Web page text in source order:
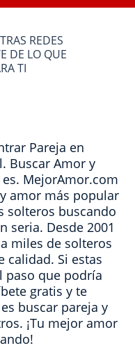
REDES
DE LO QUE
TI
Pareja en
Buscar Amor y
MejorAmor.com
amor más popular
solteros buscando
seria. Desde 2001
miles de solteros
calidad. Si estas
paso que podría
gratis y te
buscar pareja y
¡Tu mejor amor